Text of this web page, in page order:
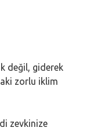
değil, giderek
zorlu iklim
zevkinize